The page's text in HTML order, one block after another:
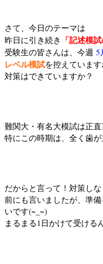
さて、今日のテーマは
昨日に引き続き 「記述模
受験生の皆さんは、今週 5
レベル模試を控えています
対策はできていますか？
難関大・有名大模試は正直
特にこの時期は、全く歯
だからと言って！対策し
前にも言いましたが、準
いです(~_~)
まるまる1日かけて受ける